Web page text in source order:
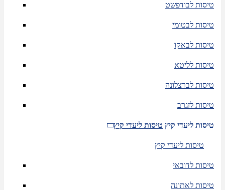
טיסות לבודפשט
טיסות לבטומי
טיסות לבאקו
טיסות לליטא
טיסות לברצלונה
טיסות לזגרב
טיסות ליעדי קיץ טיסות ליעדי קיץ
טיסות ליעדי קיץ
טיסות לדובאי
טיסות לאתונה